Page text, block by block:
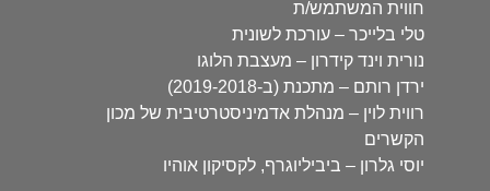
חווית המשתמש/ת
טלי בלייכר – עורכת לשונית
נורית וינד קידרון – מעצבת הלוגו
ירדן רותם – מתכנת (ב-2019-2018)
רווית לוין – מנהלת אדמיניסטרטיבית של מכון
הקשרים
יוסי גלרון – ביביליוגרף, לקסיקון אוהיו